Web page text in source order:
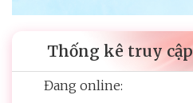
Thống kê truy cập
Đang online: